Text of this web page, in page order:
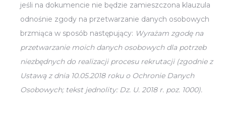
jeśli na dokumencie nie będzie zamieszczona klauzula
odnośnie zgody na przetwarzanie danych osobowych
brzmiąca w sposób następujący: Wyrażam zgodę na
przetwarzanie moich danych osobowych dla potrzeb
niezbędnych do realizacji procesu rekrutacji (zgodnie z
Ustawą z dnia 10.05.2018 roku o Ochronie Danych
Osobowych; tekst jednolity: Dz. U. 2018 r. poz. 1000).